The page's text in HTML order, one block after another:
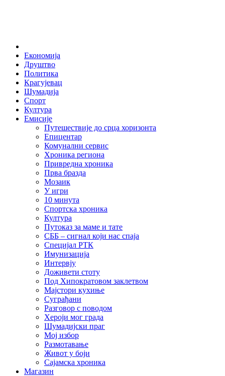
Економија
Друштво
Политика
Крагујевац
Шумадија
Спорт
Култура
Емисије
Путешествије до срца хоризонта
Епицентар
Комунални сервис
Хроника региона
Привредна хроника
Прва бразда
Мозаик
У игри
10 минута
Спортска хроника
Култура
Путоказ за маме и тате
СББ – сигнал који нас спаја
Специјал РТК
Имунизација
Интервју
Доживети стоту
Под Хипократовом заклетвом
Мајстори кухиње
Суграђани
Разговор с поводом
Хероји мог града
Шумадијски праг
Мој избор
Размотавање
Живот у боји
Сајамска хроника
Магазин